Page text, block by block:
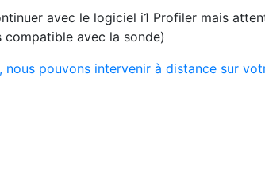
avec le logiciel i1 Profiler mais
compatible avec la sonde)
nous pouvons intervenir à distance sur